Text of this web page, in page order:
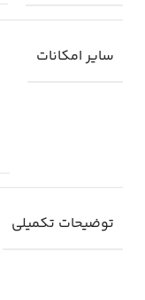
سایر امکانات
توضیحات تکمیلی